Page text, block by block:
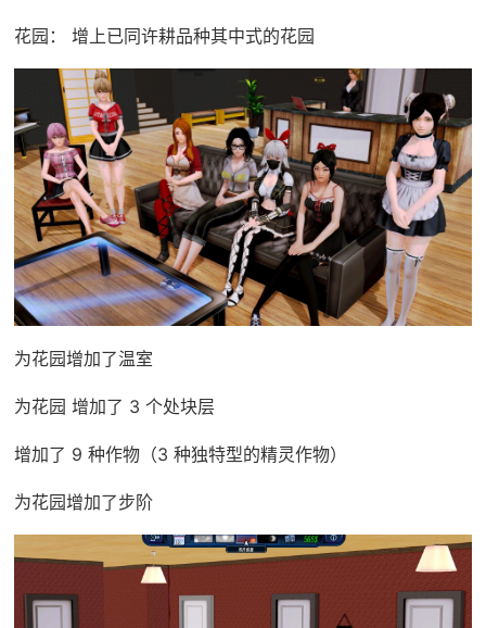
花园： 增上已同许耕品种其中式的花园
为花园增加了温室
为花园 增加了 3 个处块层
增加了 9 种作物（3 种独特型的精灵作物）
为花园增加了步阶